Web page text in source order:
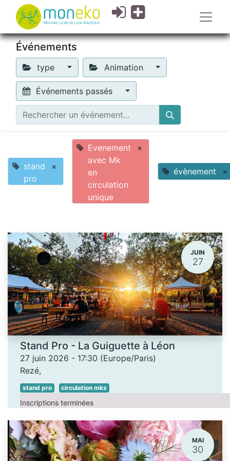
Événements
type Animation
Événements passés
stand
pro
×
Evenement
avec Mk
en
circulation
unique
×
évènement ×
JUIN
27
Stand Pro - La Guiguette à Léon
27 juin 2026 - 17:30 (Europe/Paris)
Rezé,
stand pro circulation mks
Inscriptions terminées
MAI
30